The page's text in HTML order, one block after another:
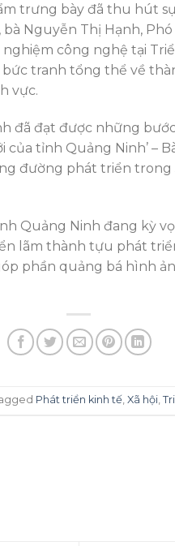
trưng bày đã thu hút
Nguyễn Thị Hạnh,
công nghệ tại
tranh tổng thể về
vực.
đã đạt được những
của tỉnh Quảng Ninh’ –
đường phát triển trong
Quảng Ninh đang kỳ
lãm thành tựu phát
phần quảng bá hình
Phát triển kinh tế Xã hội,